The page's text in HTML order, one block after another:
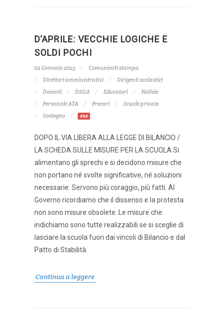
D’APRILE: VECCHIE LOGICHE E
SOLDI POCHI
02 Gennaio 2023
Comunicati stampa
Direttori amministrativi
Dirigenti scolastici
Docenti
DSGA Educatori
Notizie
Personale ATA
Precari
Scuole private
Sostegno
PDF
DOPO IL VIA LIBERA ALLA LEGGE DI BILANCIO /
LA SCHEDA SULLE MISURE PER LA SCUOLA Si
alimentano gli sprechi e si decidono misure che
non portano né svolte significative, né soluzioni
necessarie. Servono più coraggio, più fatti. Al
Governo ricordiamo che il dissenso e la protesta
non sono misure obsolete. Le misure che
indichiamo sono tutte realizzabili se si sceglie di
lasciare la scuola fuori dai vincoli di Bilancio e dal
Patto di Stabilità.
Continua a leggere